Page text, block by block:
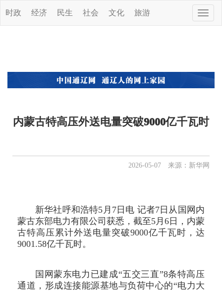
Toggle
时政 经济 民生 社会 文化 旅游
内蒙古特高压外送电量突破9000亿千瓦时
2026-05-07 来源：新华网
新华社呼和浩特5月7日电 记者7日从国网内
蒙古东部电力有限公司获悉，截至5月6日，内蒙
古特高压累计外送电量突破9000亿千瓦时，达
9001.58亿千瓦时。
国网蒙东电力已建成“五交三直”8条特高压
通道，形成连接能源基地与负荷中心的“电力大